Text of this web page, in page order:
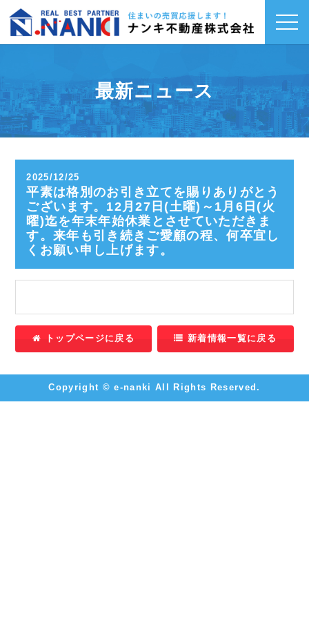
最新ニュース
2025/12/25
平素は格別のお引き立てを賜りありがとう
ございます。12月27日(土曜)～1月6日(火
曜)迄を年末年始休業とさせていただきま
す。来年も引き続きご愛顧の程、何卒宜し
くお願い申し上げます。
トップページに戻る 新着情報一覧に戻る
Copyright © e-nanki All Rights Reserved.